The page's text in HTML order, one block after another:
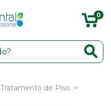
0
Tratamento de Piso >